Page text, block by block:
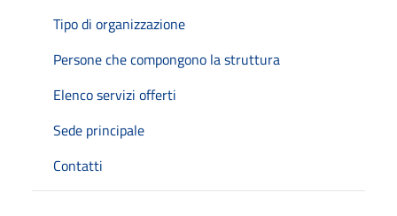
Tipo di organizzazione
Persone che compongono la struttura
Elenco servizi offerti
Sede principale
Contatti